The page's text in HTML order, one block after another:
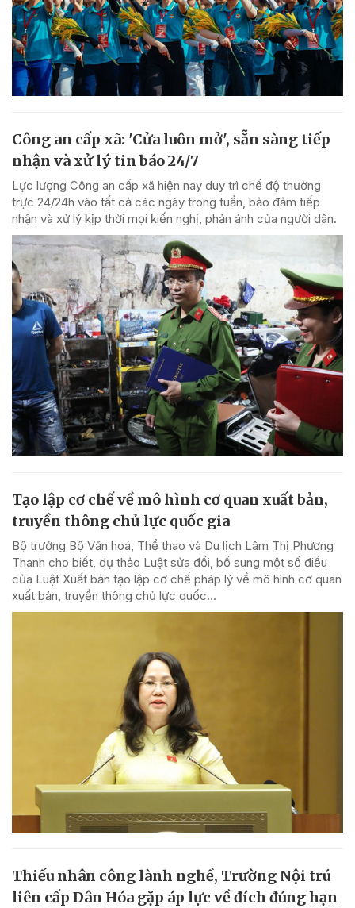
Công an cấp xã: 'Cửa luôn mở', sẵn sàng tiếp
nhận và xử lý tin báo 24/7
Lực lượng Công an cấp xã hiện nay duy trì chế độ thường
trực 24/24h vào tất cả các ngày trong tuần, bảo đảm tiếp
nhận và xử lý kịp thời mọi kiến nghị, phản ánh của người dân.
Tạo lập cơ chế về mô hình cơ quan xuất bản,
truyền thông chủ lực quốc gia
Bộ trưởng Bộ Văn hoá, Thể thao và Du lịch Lâm Thị Phương
Thanh cho biết, dự thảo Luật sửa đổi, bổ sung một số điều
của Luật Xuất bản tạo lập cơ chế pháp lý về mô hình cơ quan
xuất bản, truyền thông chủ lực quốc...
Thiếu nhân công lành nghề, Trường Nội trú
liên cấp Dân Hóa gặp áp lực về đích đúng hạn